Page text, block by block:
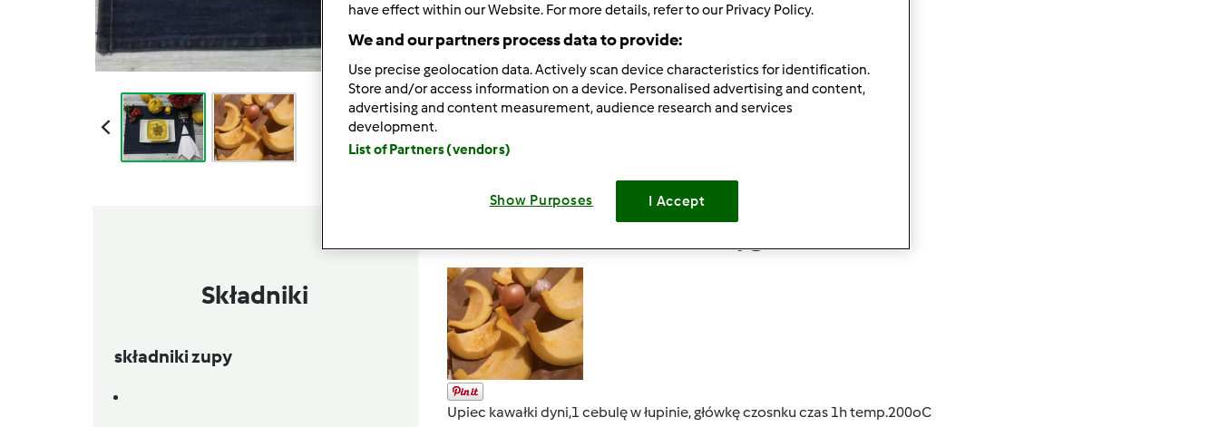
Poziom
Składniki
składniki zupy
Upiec kawałki dyni,1 cebulę w łupinie, główkę czosnku czas 1h temp.200oC
have effect within our Website. For more details, refer to our Privacy Policy.
We and our partners process data to provide:
Use precise geolocation data. Actively scan device characteristics for identification.
Store and/or access information on a device. Personalised advertising and content,
advertising and content measurement, audience research and services
development.
List of Partners (vendors)
Show Purposes I Accept